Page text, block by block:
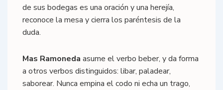
de sus bodegas es una oración y una herejía,
reconoce la mesa y cierra los paréntesis de la
duda.
Mas Ramoneda asume el verbo beber, y da forma
a otros verbos distinguidos: libar, paladear,
saborear. Nunca empina el codo ni echa un trago,